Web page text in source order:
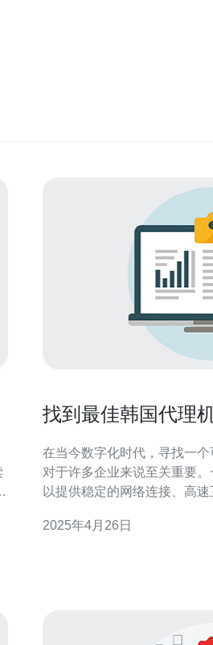
找到最佳韩国代理
在当今数字化时代，寻找一
对于许多企业来说至关重要
以提供稳定的网络连接、高
理机房供应商，并提供一些建
2025年4月26日